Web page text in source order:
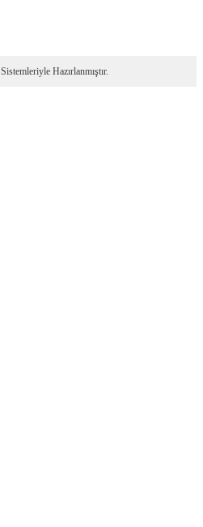
Sistemleriyle Hazırlanmıştır.